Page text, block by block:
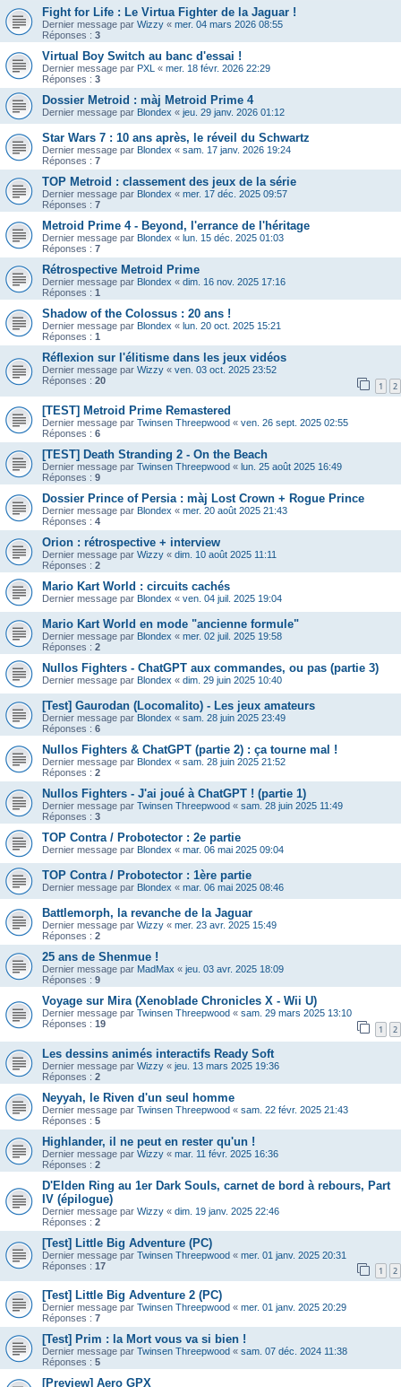
Fight for Life : Le Virtua Fighter de la Jaguar !
Dernier message par Wizzy « mer. 04 mars 2026 08:55
Réponses : 3
Virtual Boy Switch au banc d'essai !
Dernier message par PXL « mer. 18 févr. 2026 22:29
Réponses : 3
Dossier Metroid : màj Metroid Prime 4
Dernier message par Blondex « jeu. 29 janv. 2026 01:12
Star Wars 7 : 10 ans après, le réveil du Schwartz
Dernier message par Blondex « sam. 17 janv. 2026 19:24
Réponses : 7
TOP Metroid : classement des jeux de la série
Dernier message par Blondex « mer. 17 déc. 2025 09:57
Réponses : 7
Metroid Prime 4 - Beyond, l'errance de l'héritage
Dernier message par Blondex « lun. 15 déc. 2025 01:03
Réponses : 7
Rétrospective Metroid Prime
Dernier message par Blondex « dim. 16 nov. 2025 17:16
Réponses : 1
Shadow of the Colossus : 20 ans !
Dernier message par Blondex « lun. 20 oct. 2025 15:21
Réponses : 1
Réflexion sur l'élitisme dans les jeux vidéos
Dernier message par Wizzy « ven. 03 oct. 2025 23:52
Réponses : 20 1 2
[TEST] Metroid Prime Remastered
Dernier message par Twinsen Threepwood « ven. 26 sept. 2025 02:55
Réponses : 6
[TEST] Death Stranding 2 - On the Beach
Dernier message par Twinsen Threepwood « lun. 25 août 2025 16:49
Réponses : 9
Dossier Prince of Persia : màj Lost Crown + Rogue Prince
Dernier message par Blondex « mer. 20 août 2025 21:43
Réponses : 4
Orion : rétrospective + interview
Dernier message par Wizzy « dim. 10 août 2025 11:11
Réponses : 2
Mario Kart World : circuits cachés
Dernier message par Blondex « ven. 04 juil. 2025 19:04
Mario Kart World en mode "ancienne formule"
Dernier message par Blondex « mer. 02 juil. 2025 19:58
Réponses : 2
Nullos Fighters - ChatGPT aux commandes, ou pas (partie 3)
Dernier message par Blondex « dim. 29 juin 2025 10:40
[Test] Gaurodan (Locomalito) - Les jeux amateurs
Dernier message par Blondex « sam. 28 juin 2025 23:49
Réponses : 6
Nullos Fighters & ChatGPT (partie 2) : ça tourne mal !
Dernier message par Blondex « sam. 28 juin 2025 21:52
Réponses : 2
Nullos Fighters - J'ai joué à ChatGPT ! (partie 1)
Dernier message par Twinsen Threepwood « sam. 28 juin 2025 11:49
Réponses : 3
TOP Contra / Probotector : 2e partie
Dernier message par Blondex « mar. 06 mai 2025 09:04
TOP Contra / Probotector : 1ère partie
Dernier message par Blondex « mar. 06 mai 2025 08:46
Battlemorph, la revanche de la Jaguar
Dernier message par Wizzy « mer. 23 avr. 2025 15:49
Réponses : 2
25 ans de Shenmue !
Dernier message par MadMax « jeu. 03 avr. 2025 18:09
Réponses : 9
Voyage sur Mira (Xenoblade Chronicles X - Wii U)
Dernier message par Twinsen Threepwood « sam. 29 mars 2025 13:10
Réponses : 19 1 2
Les dessins animés interactifs Ready Soft
Dernier message par Wizzy « jeu. 13 mars 2025 19:36
Réponses : 2
Neyyah, le Riven d'un seul homme
Dernier message par Twinsen Threepwood « sam. 22 févr. 2025 21:43
Réponses : 5
Highlander, il ne peut en rester qu'un !
Dernier message par Wizzy « mar. 11 févr. 2025 16:36
Réponses : 2
D'Elden Ring au 1er Dark Souls, carnet de bord à rebours, Part
IV (épilogue)
Dernier message par Wizzy « dim. 19 janv. 2025 22:46
Réponses : 2
[Test] Little Big Adventure (PC)
Dernier message par Twinsen Threepwood « mer. 01 janv. 2025 20:31
Réponses : 17 1 2
[Test] Little Big Adventure 2 (PC)
Dernier message par Twinsen Threepwood « mer. 01 janv. 2025 20:29
Réponses : 7
[Test] Prim : la Mort vous va si bien !
Dernier message par Twinsen Threepwood « sam. 07 déc. 2024 11:38
Réponses : 5
[Preview] Aero GPX